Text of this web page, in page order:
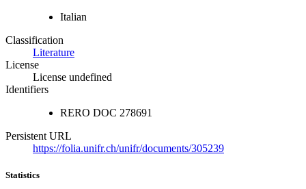
Italian
Classification
Literature
License
License undefined
Identifiers
RERO DOC 278691
Persistent URL
https://folia.unifr.ch/unifr/documents/305239
Statistics